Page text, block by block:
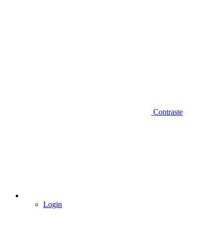
Contraste
Login